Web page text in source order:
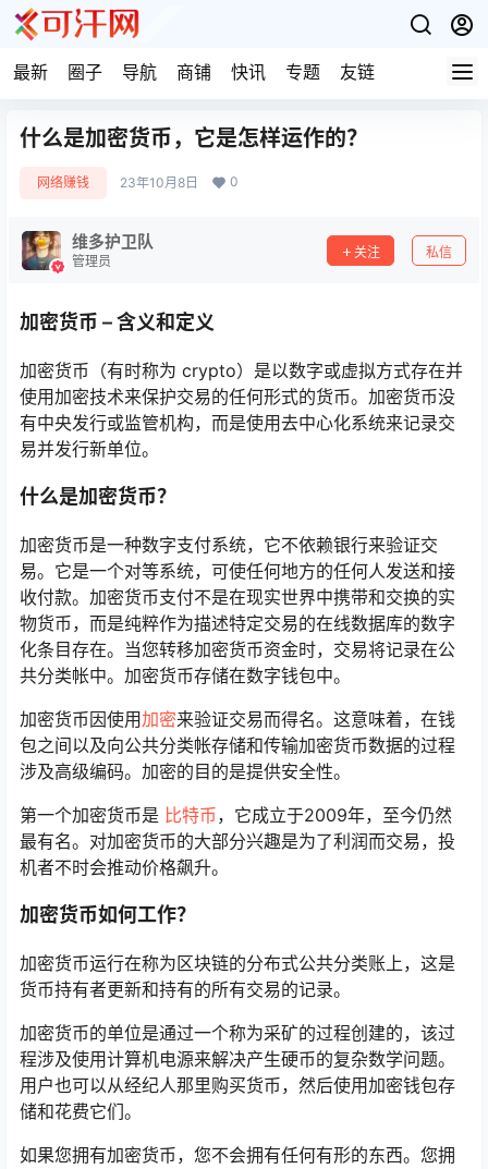
最新 圈子 导航 商铺 快讯 专题 友链
什么是加密货币，它是怎样运作的？
网络赚钱 23年10月8日 0
维多护卫队
管理员
关注 私信
加密货币 – 含义和定义
加密货币（有时称为 crypto）是以数字或虚拟方式存在并
使用加密技术来保护交易的任何形式的货币。加密货币没
有中央发行或监管机构，而是使用去中心化系统来记录交
易并发行新单位。
什么是加密货币？
加密货币是一种数字支付系统，它不依赖银行来验证交
易。它是一个对等系统，可使任何地方的任何人发送和接
收付款。加密货币支付不是在现实世界中携带和交换的实
物货币，而是纯粹作为描述特定交易的在线数据库的数字
化条目存在。当您转移加密货币资金时，交易将记录在公
共分类帐中。加密货币存储在数字钱包中。
加密货币因使用加密来验证交易而得名。这意味着，在钱
包之间以及向公共分类帐存储和传输加密货币数据的过程
涉及高级编码。加密的目的是提供安全性。
第一个加密货币是 比特币，它成立于2009年，至今仍然
最有名。对加密货币的大部分兴趣是为了利润而交易，投
机者不时会推动价格飙升。
加密货币如何工作？
加密货币运行在称为区块链的分布式公共分类账上，这是
货币持有者更新和持有的所有交易的记录。
加密货币的单位是通过一个称为采矿的过程创建的，该过
程涉及使用计算机电源来解决产生硬币的复杂数学问题。
用户也可以从经纪人那里购买货币，然后使用加密钱包存
储和花费它们。
如果您拥有加密货币，您不会拥有任何有形的东西。您拥